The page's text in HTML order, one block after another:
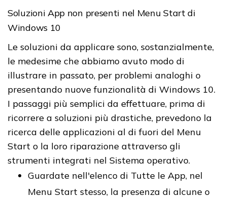
Soluzioni App non presenti nel Menu Start di
Windows 10
Le soluzioni da applicare sono, sostanzialmente,
le medesime che abbiamo avuto modo di
illustrare in passato, per problemi analoghi o
presentando nuove funzionalità di Windows 10.
I passaggi più semplici da effettuare, prima di
ricorrere a soluzioni più drastiche, prevedono la
ricerca delle applicazioni al di fuori del Menu
Start o la loro riparazione attraverso gli
strumenti integrati nel Sistema operativo.
Guardate nell'elenco di Tutte le App, nel
Menu Start stesso, la presenza di alcune o